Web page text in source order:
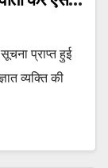
प्राप्त हुई
व्यक्ति की